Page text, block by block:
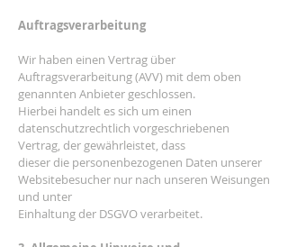
Auftragsverarbeitung
Wir haben einen Vertrag über
Auftragsverarbeitung (AVV) mit dem oben
genannten Anbieter geschlossen.
Hierbei handelt es sich um einen
datenschutzrechtlich vorgeschriebenen
Vertrag, der gewährleistet, dass
dieser die personenbezogenen Daten unserer
Websitebesucher nur nach unseren Weisungen
und unter
Einhaltung der DSGVO verarbeitet.